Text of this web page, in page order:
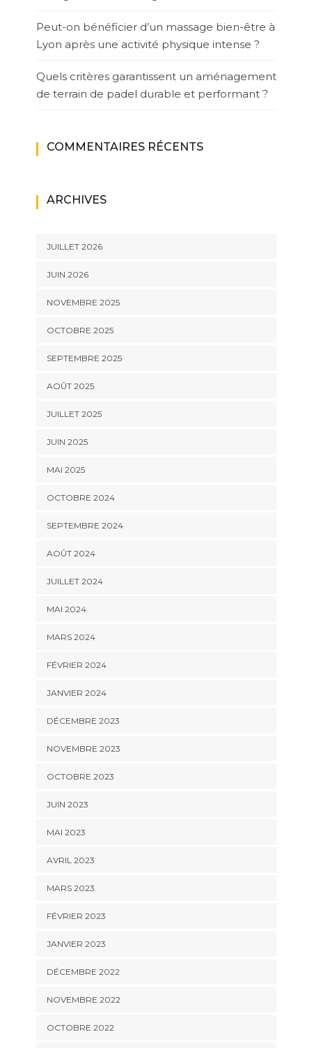
Peut-on bénéficier d’un massage bien-être à
Lyon après une activité physique intense ?
Quels critères garantissent un aménagement
de terrain de padel durable et performant ?
COMMENTAIRES RÉCENTS
ARCHIVES
JUILLET 2026
JUIN 2026
NOVEMBRE 2025
OCTOBRE 2025
SEPTEMBRE 2025
AOÛT 2025
JUILLET 2025
JUIN 2025
MAI 2025
OCTOBRE 2024
SEPTEMBRE 2024
AOÛT 2024
JUILLET 2024
MAI 2024
MARS 2024
FÉVRIER 2024
JANVIER 2024
DÉCEMBRE 2023
NOVEMBRE 2023
OCTOBRE 2023
JUIN 2023
MAI 2023
AVRIL 2023
MARS 2023
FÉVRIER 2023
JANVIER 2023
DÉCEMBRE 2022
NOVEMBRE 2022
OCTOBRE 2022